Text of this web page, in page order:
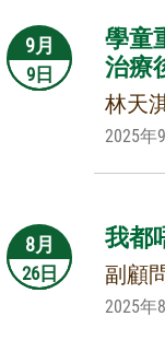
9月
9日
學童
治療
林天
2025年
8月
26日
我都
副顧
2025年